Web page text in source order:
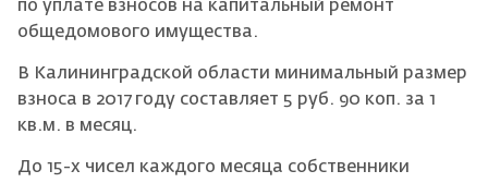
по уплате взносов на капитальный ремонт
общедомового имущества.
В Калининградской области минимальный размер
взноса в 2017 году составляет 5 руб. 90 коп. за 1
кв.м. в месяц.
До 15-х чисел каждого месяца собственники